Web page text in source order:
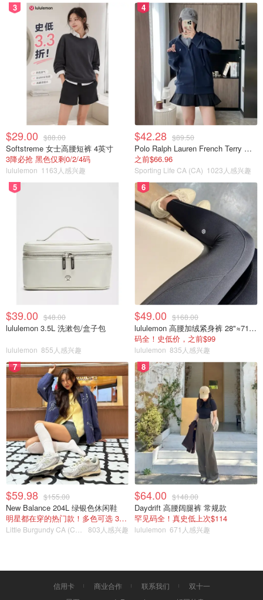
3
$29.00 $88.00
Softstreme 女士高腰短裤 4英寸
3降必抢 黑色仅剩0/2/4码
lululemon 1163人感兴趣
4
$42.28 $89.50
Polo Ralph Lauren French Terry 女童连帽卫衣 7-16码
之前$66.96
Sporting Life CA (CA) 1023人感兴趣
5
$39.00 $48.00
lululemon 3.5L 洗漱包/盒子包
lululemon 855人感兴趣
6
$49.00 $168.00
lululemon 高腰加绒紧身裤 28"≈71cm 5个口袋
码全！史低价，之前$99
lululemon 835人感兴趣
7
$59.98 $155.00
New Balance 204L 绿银色休闲鞋
明星都在穿的热门款！多色可选 3.8折
803人感兴趣
8
$64.00 $148.00
Daydrift 高腰阔腿裤 常规款
罕见码全！真史低上次$114
lululemon 671人感兴趣
信用卡 商业合作 联系我们
双十一